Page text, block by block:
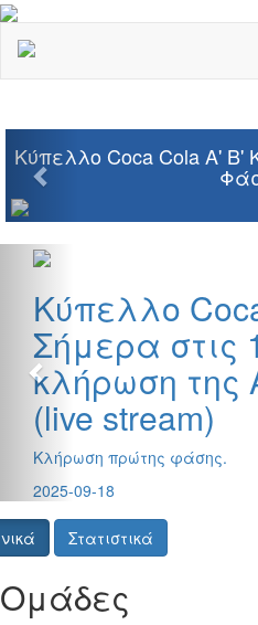
Κύπελλο Coca Cola Α' Β'
Previous
Κύπελλο
Σήμερα στις
κλήρωση
(live stream)
Κλήρωση πρώτης φάσης.
2025-09-18
Previous
Στατιστικά
Ομάδες